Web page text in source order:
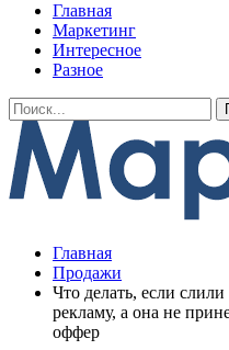
Главная
Маркетинг
Интересное
Разное
Главная
Продажи
Что делать, если
рекламу, а она не
оффер